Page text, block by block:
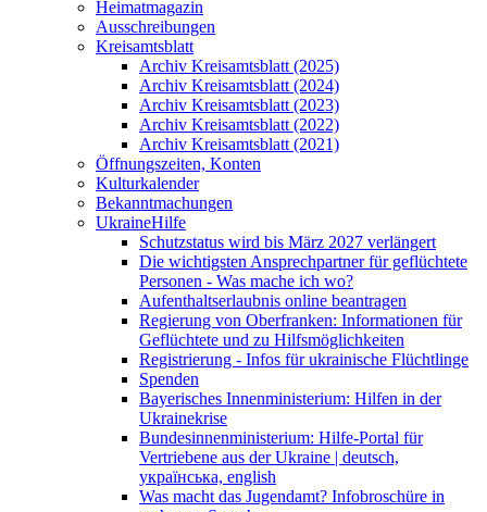
Heimatmagazin
Ausschreibungen
Kreisamtsblatt
Archiv Kreisamtsblatt (2025)
Archiv Kreisamtsblatt (2024)
Archiv Kreisamtsblatt (2023)
Archiv Kreisamtsblatt (2022)
Archiv Kreisamtsblatt (2021)
Öffnungszeiten, Konten
Kulturkalender
Bekanntmachungen
UkraineHilfe
Schutzstatus wird bis März 2027 verlängert
Die wichtigsten Ansprechpartner für geflüchtete
Personen - Was mache ich wo?
Aufenthaltserlaubnis online beantragen
Regierung von Oberfranken: Informationen für
Geflüchtete und zu Hilfsmöglichkeiten
Registrierung - Infos für ukrainische Flüchtlinge
Spenden
Bayerisches Innenministerium: Hilfen in der
Ukrainekrise
Bundesinnenministerium: Hilfe-Portal für
Vertriebene aus der Ukraine | deutsch,
українська, english
Was macht das Jugendamt? Infobroschüre in